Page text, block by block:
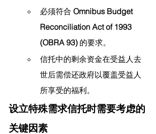
必须符合 Omnibus Budget
Reconciliation Act of 1993
(OBRA 93) 的要求。
信托中的剩余资金在受益人去
世后需偿还政府以覆盖受益人
所享受的福利。
设立特殊需求信托时需要考虑的
关键因素